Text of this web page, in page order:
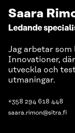
Saara
Ledande
Jag arbetar
Innovationer,
utveckla och
utmaningar.
+358 294 618 448
saara.rimon@sitra.fi